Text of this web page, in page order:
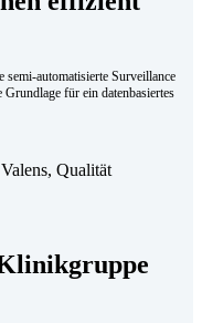
automatisierte Surveillance
für ein datenbasiertes